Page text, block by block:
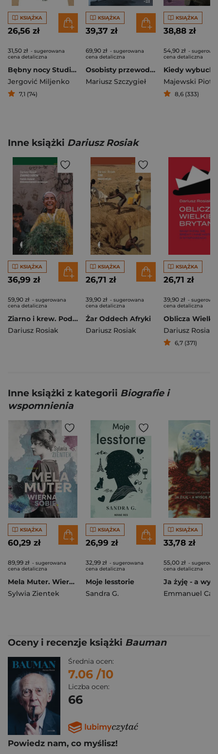
KSIĄŻKA
26,56 zł
31,50 zł - sugerowana
cena detaliczna
Bębny nocy Studium
Jergović Miljenko
7,1 (74)
KSIĄŻKA
39,37 zł
69,90 zł - sugerowana
cena detaliczna
Osobisty przewodnik po Pradze
Mariusz Szczygieł
KSIĄŻKA
38,88 zł
54,90 zł -
cena detaliczna
Majewski Piotr
8,6 (333)
Inne książki Dariusz Rosiak
KSIĄŻKA
36,99 zł
59,90 zł - sugerowana
cena detaliczna
Ziarno i krew. Podróż śladami bliskowschodnich chrześcijan wyd. 3
Dariusz Rosiak
KSIĄŻKA
26,71 zł
39,90 zł - sugerowana
cena detaliczna
Żar Oddech Afryki
Dariusz Rosiak
KSIĄŻKA
26,71 zł
39,90 zł -
cena detaliczna
Dariusz Rosiak
6,7 (371)
Inne książki z kategorii Biografie i
wspomnienia
KSIĄŻKA
60,29 zł
89,99 zł - sugerowana
cena detaliczna
Mela Muter. Wierna sobie
Sylwia Zientek
KSIĄŻKA
26,99 zł
32,99 zł - sugerowana
cena detaliczna
Moje lesstorie
Sandra G.
KSIĄŻKA
33,78 zł
55,00 zł -
cena detaliczna
Emmanuel
Oceny i recenzje książki Bauman
Średnia ocen:
7.06 /10
Liczba ocen:
66
Powiedz nam, co myślisz!